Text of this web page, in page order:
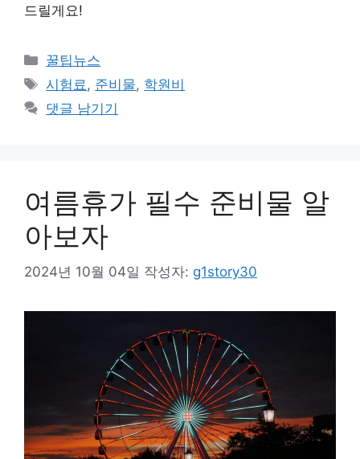
드릴게요!
카
테
리
꿀팁뉴스
태
그
시험료, 준비물, 학원비
댓글 남기기
여름휴가 필수 준비물 알
아보자
2024년 10월 04일 작성자: g1story30